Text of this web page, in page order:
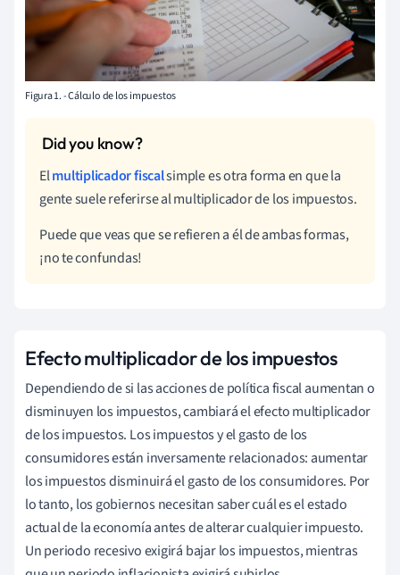
Figura 1. - Cálculo de los impuestos
Elmultiplicador fiscalsimple es otra forma en que la
gente suele referirse al multiplicador de los impuestos.
Puede que veas que se refieren a él de ambas formas,
¡no te confundas!
Efecto multiplicador de los impuestos
Dependiendo de si las acciones de política fiscal aumentan o
disminuyen los impuestos, cambiará el efecto multiplicador
de los impuestos. Los impuestos y el gasto de los
consumidores están inversamente relacionados: aumentar
los impuestos disminuirá el gasto de los consumidores. Por
lo tanto, los gobiernos necesitan saber cuál es el estado
actual de la economía antes de alterar cualquier impuesto.
Un periodo recesivo exigirá bajar los impuestos, mientras